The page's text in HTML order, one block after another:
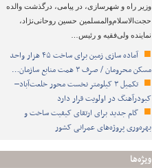
وزیر راه و شهرسازی، در پیامی، درگذشت والده
حجت‌الاسلام‌والمسلمین حسین روحانی‌نژاد،
نماینده ولی‌فقیه و رئیس…
آماده سازی زمین برای ساخت ۴۵ هزار واحد
مسکن محرومان / صرف ۳ همت منابع سازمان…
تکمیل ۳ کیلومتر نخست محور خلعت‌آباد–
کبودرآهنگ در اولویت قرار دارد
گام جدید برای ارتقای کیفیت ساخت و
بهره‌وری پروژه‌های عمرانی کشور
ویژه‌ها